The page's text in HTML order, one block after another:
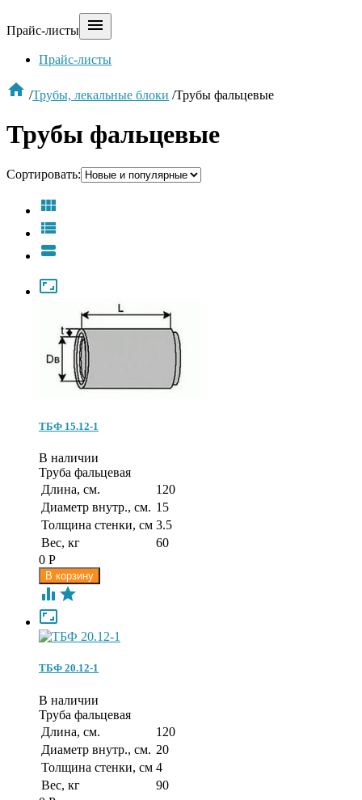
Прайс-листы 
Прайс-листы
 /Трубы, лекальные блоки /Трубы фальцевые
Трубы фальцевые
Сортировать:




ТБФ 15.12-1
В наличии
Труба фальцевая
Длина, см.
120
Диаметр внутр., см. 15
Толщина стенки, см 3.5
Вес, кг
60
0 Р
 

ТБФ 20.12-1
В наличии
Труба фальцевая
Длина, см.
120
Диаметр внутр., см. 20
Толщина стенки, см 4
Вес, кг
90